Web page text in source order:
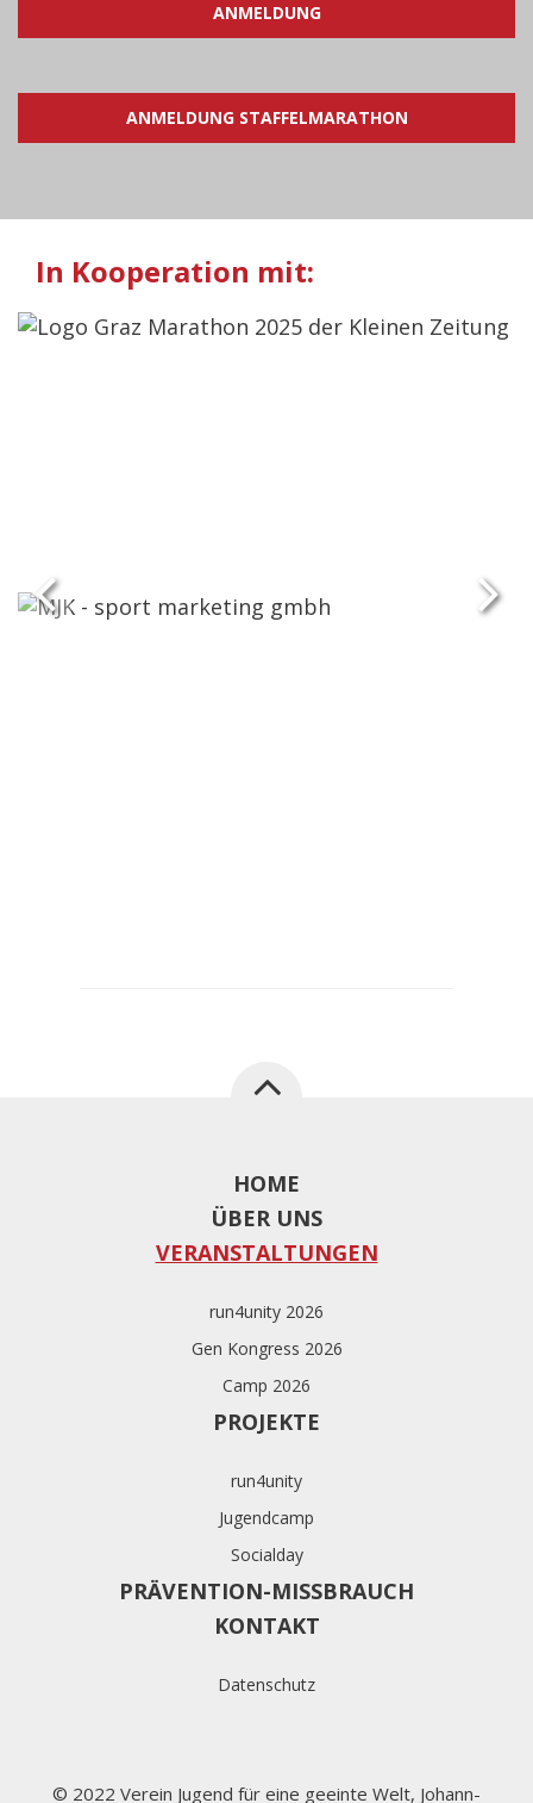
ANMELDUNG
ANMELDUNG STAFFELMARATHON
In Kooperation mit:
HOME
ÜBER UNS
VERANSTALTUNGEN
run4unity 2026
Gen Kongress 2026
Camp 2026
PROJEKTE
run4unity
Jugendcamp
Socialday
PRÄVENTION-MISSBRAUCH
KONTAKT
Datenschutz
© 2022 Verein Jugend für eine geeinte Welt, Johann-